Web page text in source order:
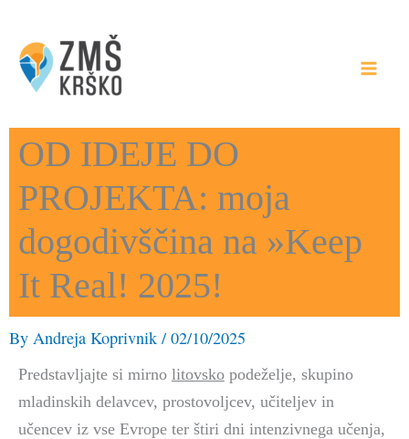
content
OD IDEJE DO
PROJEKTA: moja
dogodivščina na »Keep
It Real! 2025!
By Andreja Koprivnik / 02/10/2025
Predstavljajte si mirno litovskopodeželje, skupino
mladinskih delavcev, prostovoljcev, učiteljev in
učencev iz vse Evrope ter štiri dni intenzivnega učenja,